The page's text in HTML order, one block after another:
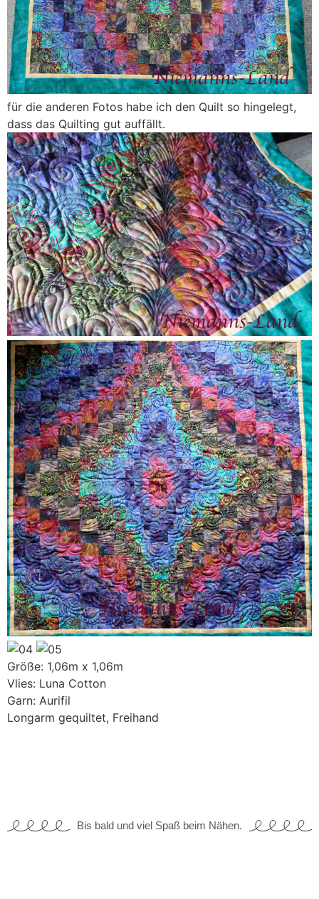
für die anderen Fotos habe ich den Quilt so hingelegt,
dass das Quilting gut auffällt.
Größe: 1,06m x 1,06m
Vlies: Luna Cotton
Garn: Aurifil
Longarm gequiltet, Freihand
Bis bald und viel Spaß beim Nähen.